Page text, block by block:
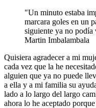
Un minuto estaba
marcara goles en un
siguiente ya no podía
Martin Imbalambala
Quisiera agradecer a mi
cada vez que la he
alguien que ya no puede
a ella y a mi familia su
lado a lo largo del largo
ahora lo he aceptado